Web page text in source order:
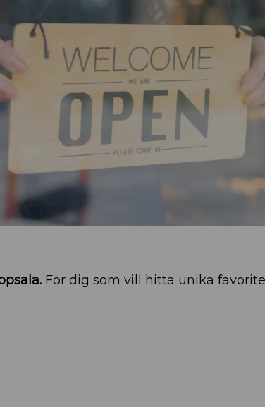
För dig som vill hitta unika